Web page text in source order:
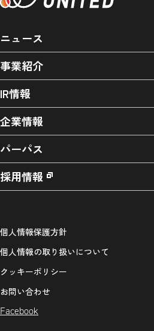
ニュース
事業紹介
IR情報
企業情報
パーパス
採用情報
個人情報保護方針
個人情報の取り扱いについて
クッキーポリシー
お問い合わせ
Facebook